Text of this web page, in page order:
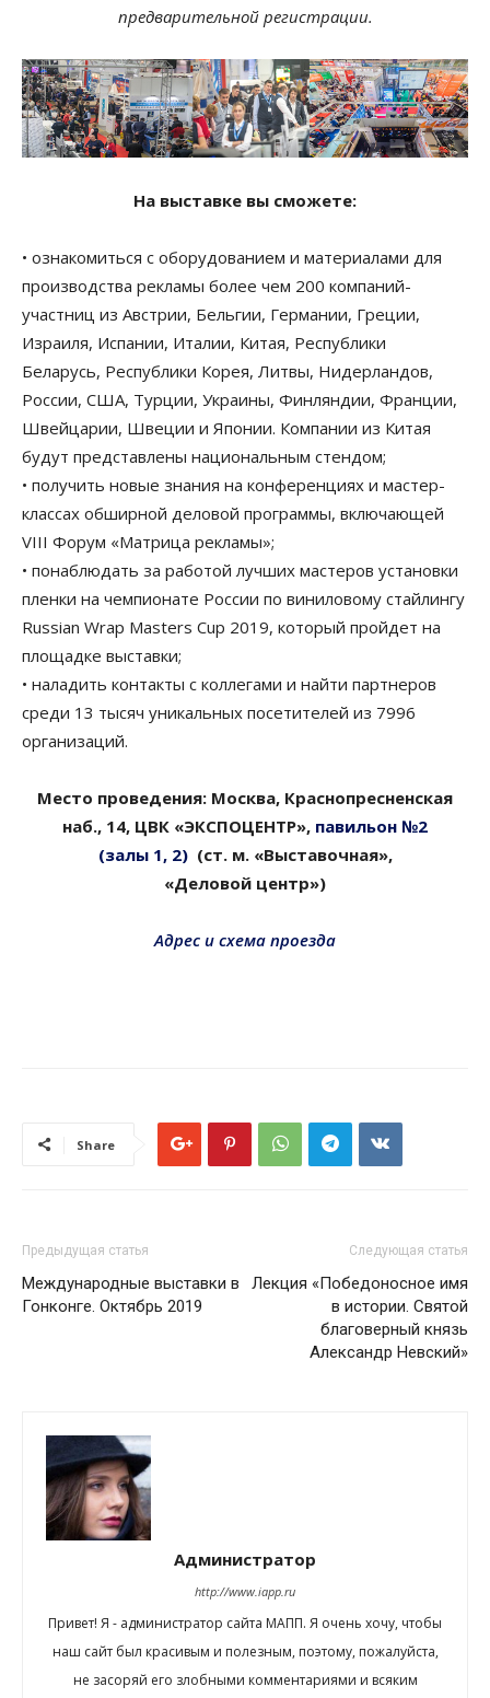
предварительной регистрации.
На выставке вы сможете:
• ознакомиться с оборудованием и материалами для
производства рекламы более чем 200 компаний-
участниц из Австрии, Бельгии, Германии, Греции,
Израиля, Испании, Италии, Китая, Республики
Беларусь, Республики Корея, Литвы, Нидерландов,
России, США, Турции, Украины, Финляндии, Франции,
Швейцарии, Швеции и Японии. Компании из Китая
будут представлены национальным стендом;
• получить новые знания на конференциях и мастер-
классах обширной деловой программы, включающей
VIII Форум «Матрица рекламы»;
• понаблюдать за работой лучших мастеров установки
пленки на чемпионате России по виниловому стайлингу
Russian Wrap Masters Cup 2019, который пройдет на
площадке выставки;
• наладить контакты с коллегами и найти партнеров
среди 13 тысяч уникальных посетителей из 7996
организаций.
Место проведения: Москва, Краснопресненская
наб., 14, ЦВК «ЭКСПОЦЕНТР», павильон №2
(залы 1, 2) (ст. м. «Выставочная»,
«Деловой центр»)
Адрес и схема проезда
Share
Предыдущая статья
Международные выставки в
Гонконге. Октябрь 2019
Следующая статья
Лекция «Победоносное имя
в истории. Святой
благоверный князь
Александр Невский»
Администратор
http://www.iapp.ru
Привет! Я - администратор сайта МАПП. Я очень хочу, чтобы
наш сайт был красивым и полезным, поэтому, пожалуйста,
не засоряй его злобными комментариями и всяким